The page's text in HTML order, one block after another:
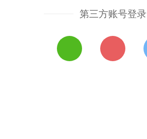
第三方账号登录